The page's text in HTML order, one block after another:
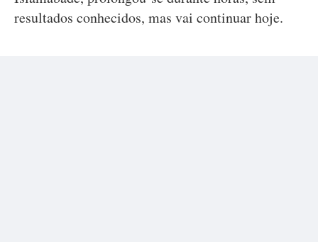
resultados conhecidos, mas vai continuar hoje.